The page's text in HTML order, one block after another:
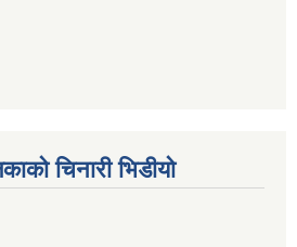
चिनारी भिडीयो